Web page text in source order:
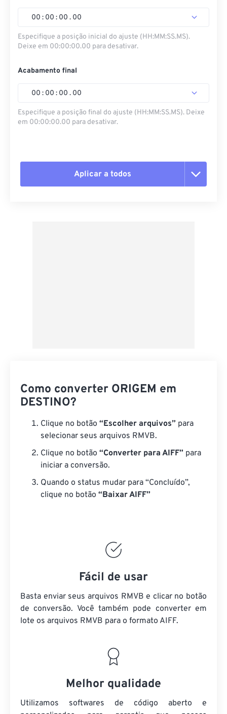
00 : 00 : 00 . 00
Especifique a posição inicial do ajuste (HH:MM:SS.MS).
Deixe em 00:00:00.00 para desativar.
Acabamento final
00 : 00 : 00 . 00
Especifique a posição final do ajuste (HH:MM:SS.MS). Deixe
em 00:00:00.00 para desativar.
Aplicar a todos
Como converter ORIGEM em
DESTINO?
Clique no botão “Escolher arquivos” para
selecionar seus arquivos RMVB.
Clique no botão “Converter para AIFF” para
iniciar a conversão.
Quando o status mudar para “Concluído”,
clique no botão “Baixar AIFF”
Fácil de usar
Basta enviar seus arquivos RMVB e clicar no botão
de conversão. Você também pode converter em
lote os arquivos RMVB para o formato AIFF.
Melhor qualidade
Utilizamos softwares de código aberto e